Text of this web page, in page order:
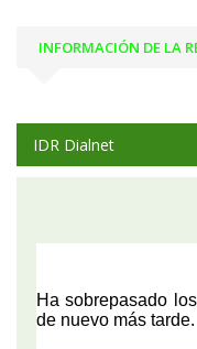
INFORMACIÓN DE LA
IDR Dialnet